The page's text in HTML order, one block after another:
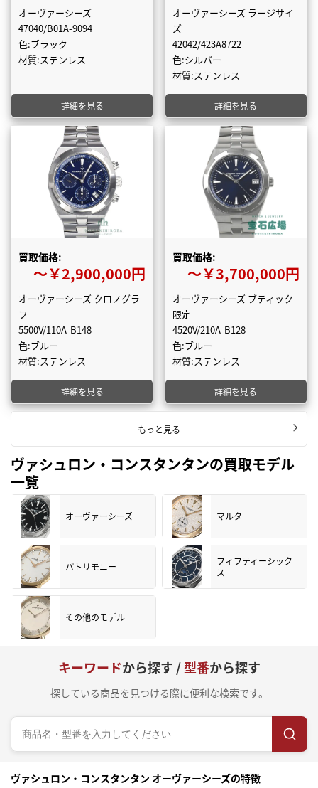
オーヴァーシーズ
47040/B01A-9094
色:ブラック
材質:ステンレス
詳細を見る
オーヴァーシーズ ラージサイ
ズ
42042/423A8722
色:シルバー
材質:ステンレス
詳細を見る
買取価格:
〜￥2,900,000円
オーヴァーシーズ クロノグラ
フ
5500V/110A-B148
色:ブルー
材質:ステンレス
詳細を見る
買取価格:
〜￥3,700,000円
オーヴァーシーズ ブティック
限定
4520V/210A-B128
色:ブルー
材質:ステンレス
詳細を見る
もっと見る
ヴァシュロン・コンスタンタンの買取モデル
一覧
オーヴァーシーズ マルタ
パトリモニー
フィフティーシック
ス
その他のモデル
キーワードから探す /型番から探す
探している商品を見つける際に便利な検索です。
ヴァシュロン・コンスタンタン オーヴァーシーズの特徴